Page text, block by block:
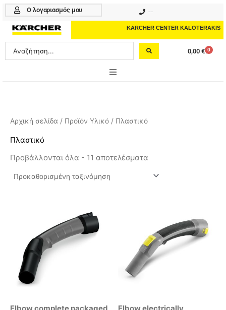
Μετάβαση
περιεχόμενο
Ο λογαριασμός μου
KÄRCHER CENTER KALOTERAKIS
Search
...
0,00 € 0
Cart
PROFESSIONAL
ΑΞΕΣΟΥΑΡ
ΚΑΘΑΡΙΣΤΙΚΑ
Αρχική σελίδα / Προϊόν Υλικό / Πλαστικό
Πλαστικό
Προβάλλονται όλα - 11 αποτελέσματα